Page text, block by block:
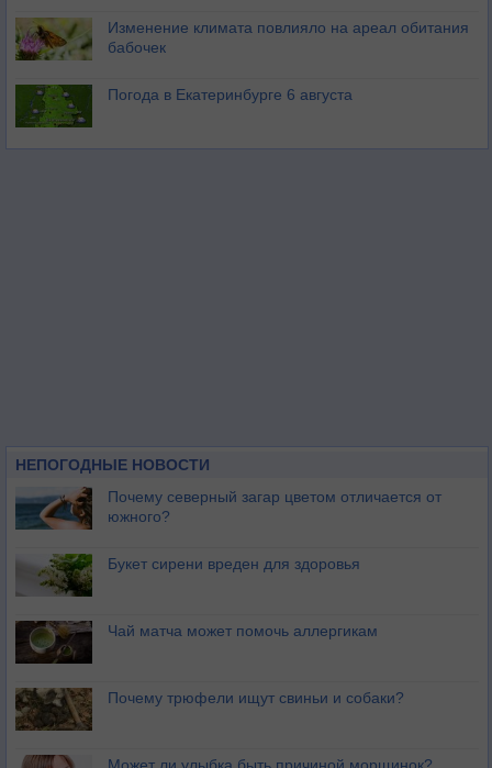
Изменение климата повлияло на ареал обитания
бабочек
Погода в Екатеринбурге 6 августа
НЕПОГОДНЫЕ НОВОСТИ
Почему северный загар цветом отличается от
южного?
Букет сирени вреден для здоровья
Чай матча может помочь аллергикам
Почему трюфели ищут свиньи и собаки?